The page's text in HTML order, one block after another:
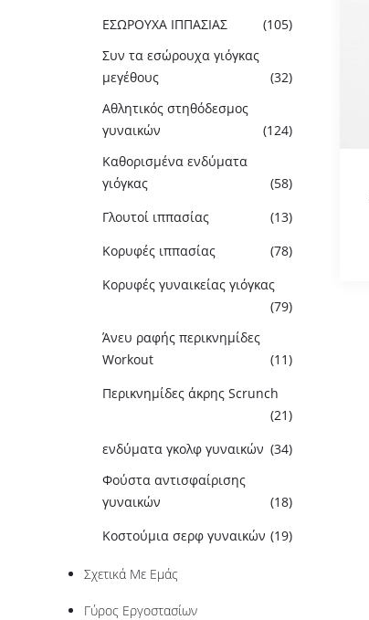
ΕΣΩΡΟΥΧΑ ΙΠΠΑΣΙΑΣ
(105)
Συν τα εσώρουχα γιόγκας
μεγέθους
(32)
Αθλητικός στηθόδεσμος
γυναικών
(124)
Καθορισμένα ενδύματα
γιόγκας
(58)
Γλουτοί ιππασίας
(13)
Κορυφές ιππασίας
(78)
Κορυφές γυναικείας γιόγκας
(79)
Άνευ ραφής περικνημίδες
Workout
(11)
Περικνημίδες άκρης Scrunch
(21)
ενδύματα γκολφ γυναικών (34)
Φούστα αντισφαίρισης
γυναικών
(18)
Κοστούμια σερφ γυναικών (19)
Σχετικά Με Εμάς
Γύρος Εργοστασίων